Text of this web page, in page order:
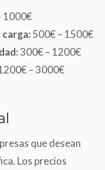
1000€
500€ – 1500€
300€ – 1200€
– 3000€
que desean
Los precios